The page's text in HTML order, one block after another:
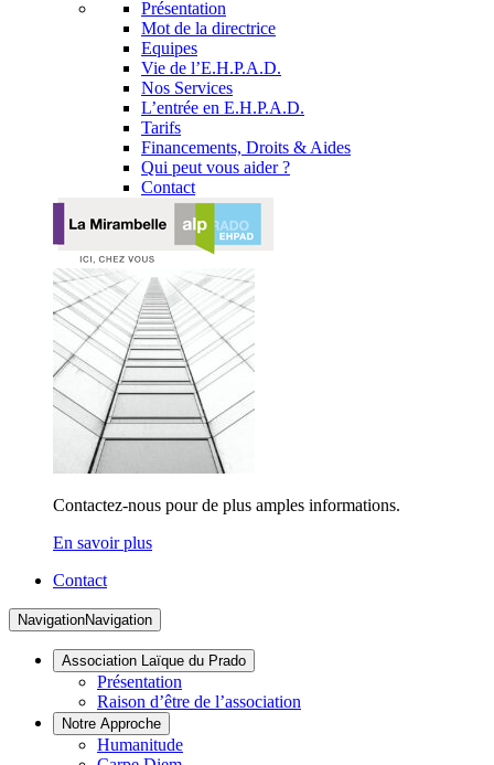
Présentation
Mot de la directrice
Equipes
Vie de l’E.H.P.A.D.
Nos Services
L’entrée en E.H.P.A.D.
Tarifs
Financements, Droits & Aides
Qui peut vous aider ?
Contact
Contactez-nous pour de plus amples informations.
En savoir plus
Contact
NavigationNavigation
Association Laïque du Prado
Présentation
Raison d’être de l’association
Notre Approche
Humanitude